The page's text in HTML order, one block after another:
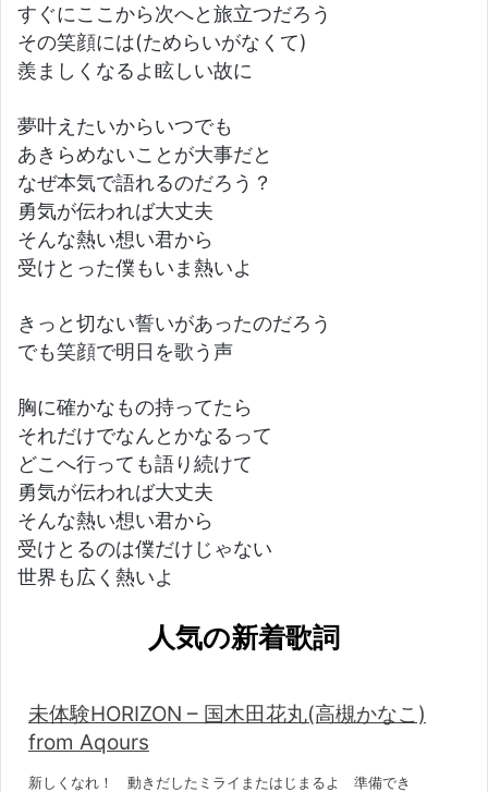
すぐにここから次へと旅立つだろう
その笑顔には(ためらいがなくて)
羨ましくなるよ眩しい故に
夢叶えたいからいつでも
あきらめないことが大事だと
なぜ本気で語れるのだろう？
勇気が伝われば大丈夫
そんな熱い想い君から
受けとった僕もいま熱いよ
きっと切ない誓いがあったのだろう
でも笑顔で明日を歌う声
胸に確かなもの持ってたら
それだけでなんとかなるって
どこへ行っても語り続けて
勇気が伝われば大丈夫
そんな熱い想い君から
受けとるのは僕だけじゃない
世界も広く熱いよ
人気の新着歌詞
未体験HORIZON – 国木田花丸(高槻かなこ)
from Aqours
新しくなれ！ 動きだしたミライまたはじまるよ 準備でき